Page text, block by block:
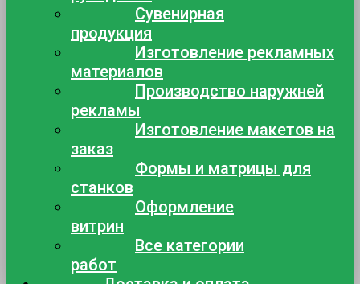
Сувенирная
продукция
Изготовление рекламных
материалов
Производство наружней
рекламы
Изготовление макетов на
заказ
Формы и матрицы для
станков
Оформление
витрин
Все категории
работ